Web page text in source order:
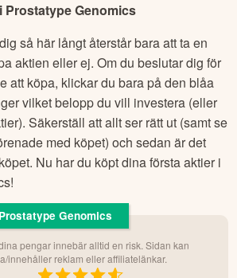
Prostatype Genomics
så här långt återstår bara att ta en
aktien eller ej. Om du beslutar dig för
att köpa, klickar du bara på den blåa
vilket belopp du vill investera (eller
Säkerställ att allt ser rätt ut (samt se
med köpet) och sedan är det
Nu har du köpt dina första aktier i
!
Genomics
pengar innebär alltid en risk. Sidan kan
innehåller reklam eller affiliatelänkar.